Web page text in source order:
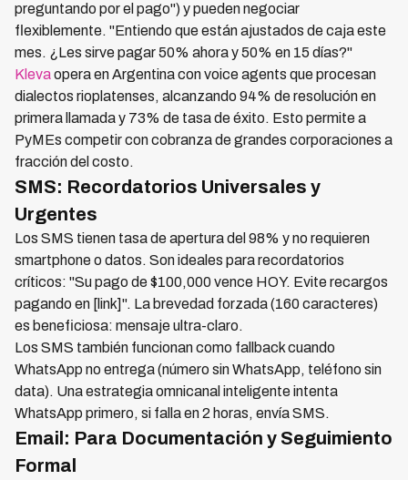
preguntando por el pago") y pueden negociar
flexiblemente. "Entiendo que están ajustados de caja este
mes. ¿Les sirve pagar 50% ahora y 50% en 15 días?"
Klevaopera en Argentina con voice agents que procesan
dialectos rioplatenses, alcanzando 94% de resolución en
primera llamada y 73% de tasa de éxito. Esto permite a
PyMEs competir con cobranza de grandes corporaciones a
fracción del costo.
SMS: Recordatorios Universales y
Urgentes
Los SMS tienen tasa de apertura del 98% y no requieren
smartphone o datos. Son ideales para recordatorios
críticos: "Su pago de $100,000 vence HOY. Evite recargos
pagando en [link]". La brevedad forzada (160 caracteres)
es beneficiosa: mensaje ultra-claro.
Los SMS también funcionan como fallback cuando
WhatsApp no entrega (número sin WhatsApp, teléfono sin
data). Una estrategia omnicanal inteligente intenta
WhatsApp primero, si falla en 2 horas, envía SMS.
Email: Para Documentación y Seguimiento
Formal